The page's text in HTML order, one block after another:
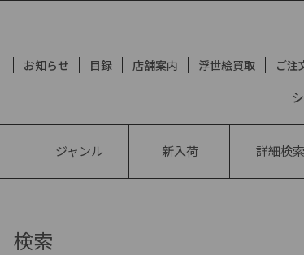
お知らせ 目録 店舗案内 浮世絵買取 ご注
ジャンル 新入荷 詳細検索
検索